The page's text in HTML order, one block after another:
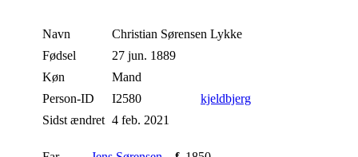
Navn Christian Sørensen Lykke
Fødsel
27 jun. 1889
Køn
Mand
Person-ID
I2580
kjeldbjerg
Sidst ændret 4 feb. 2021